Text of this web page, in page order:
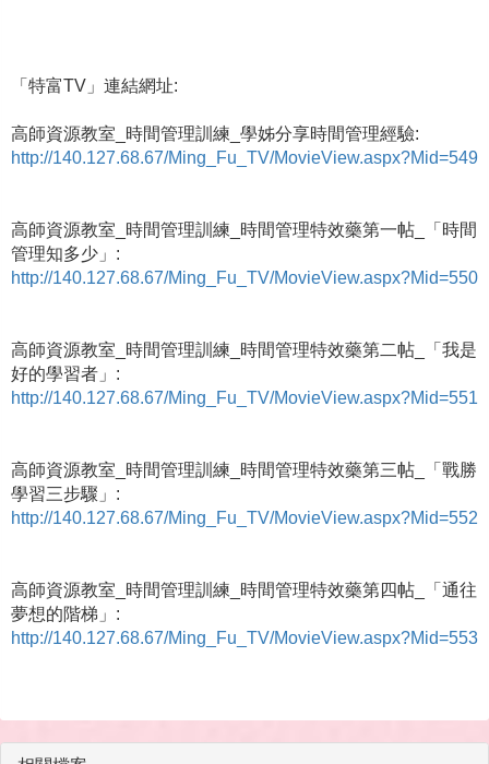
「特富TV」連結網址:
高師資源教室_時間管理訓練_學姊分享時間管理經驗:
http://140.127.68.67/Ming_Fu_TV/MovieView.aspx?Mid=549
高師資源教室_時間管理訓練_時間管理特效藥第一帖_「時間
管理知多少」:
http://140.127.68.67/Ming_Fu_TV/MovieView.aspx?Mid=550
高師資源教室_時間管理訓練_時間管理特效藥第二帖_「我是
好的學習者」:
http://140.127.68.67/Ming_Fu_TV/MovieView.aspx?Mid=551
高師資源教室_時間管理訓練_時間管理特效藥第三帖_「戰勝
學習三步驟」:
http://140.127.68.67/Ming_Fu_TV/MovieView.aspx?Mid=552
高師資源教室_時間管理訓練_時間管理特效藥第四帖_「通往
夢想的階梯」:
http://140.127.68.67/Ming_Fu_TV/MovieView.aspx?Mid=553